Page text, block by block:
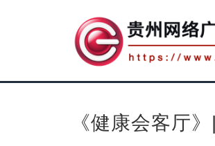
《健康会客厅